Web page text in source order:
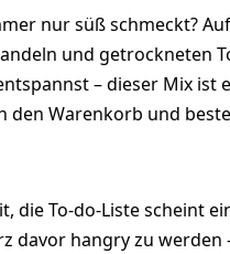
nur süß schmeckt?
und getrockneten
– dieser Mix ist
den Warenkorb und
die To-do-Liste scheint
davor hangry zu werden